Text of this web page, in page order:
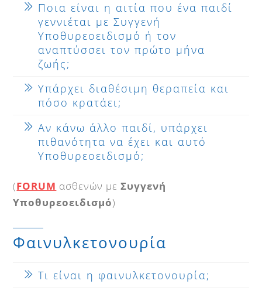
Ποια είναι η αιτία που ένα παιδί
γεννιέται με Συγγενή
Υποθυρεοειδισμό ή τον
αναπτύσσει τον πρώτο μήνα
ζωής;
Υπάρχει διαθέσιμη θεραπεία και
πόσο κρατάει;
Αν κάνω άλλο παιδί, υπάρχει
πιθανότητα να έχει και αυτό
Υποθυρεοειδισμό;
(FORUM ασθενών μεΣυγγενή
Υποθυρεοειδισμό)
Φαινυλκετονουρία
Τι είναι η φαινυλκετονουρία;